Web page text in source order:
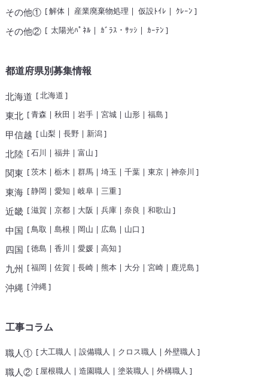
その他①[解体| 産業廃棄物処理 | 仮設ﾄｲﾚ | ｸﾚｰﾝ ]
その他②[ 太陽光ﾊﾟﾈﾙ | ｶﾞﾗｽ・ｻｯｼ | ｶｰﾃﾝ ]
都道府県別募集情報
北海道 [北海道 ]
東北 [青森 | 秋田 | 岩手| 宮城| 山形| 福島 ]
甲信越 [ 山梨 | 長野| 新潟]
北陸 [石川 | 福井| 富山 ]
関東 [茨木 | 栃木 | 群馬| 埼玉 | 千葉| 東京| 神奈川 ]
東海[静岡 | 愛知 | 岐阜| 三重]
近畿[滋賀 | 京都| 大阪 | 兵庫| 奈良 | 和歌山 ]
中国 [鳥取 | 島根 | 岡山 | 広島 | 山口 ]
四国 [徳島 | 香川 | 愛媛| 高知 ]
九州 [福岡 | 佐賀 | 長崎| 熊本| 大分 | 宮崎| 鹿児島 ]
沖縄 [沖縄]
工事コラム
職人①[ 大工職人 | 設備職人 | クロス職人 | 外壁職人 ]
職人②[ 屋根職人 | 造園職人 | 塗装職人 | 外構職人 ]